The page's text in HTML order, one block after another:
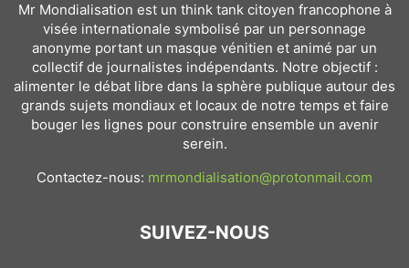
Mr Mondialisation est un think tank citoyen francophone à
visée internationale symbolisé par un personnage
anonyme portant un masque vénitien et animé par un
collectif de journalistes indépendants. Notre objectif :
alimenter le débat libre dans la sphère publique autour des
grands sujets mondiaux et locaux de notre temps et faire
bouger les lignes pour construire ensemble un avenir
serein.
Contactez-nous: mrmondialisation@protonmail.com
SUIVEZ-NOUS